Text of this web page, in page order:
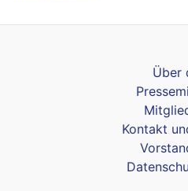
Über
Kontakt